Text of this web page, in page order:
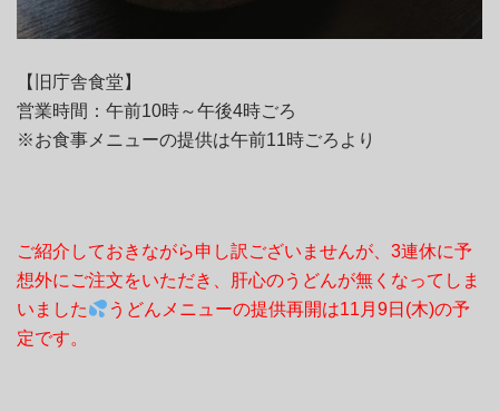
【旧庁舎食堂】
営業時間：午前10時～午後4時ごろ
※お食事メニューの提供は午前11時ごろより
ご紹介しておきながら申し訳ございませんが、3連休に予
想外にご注文をいただき、肝心のうどんが無くなってしま
いました
うどんメニューの提供再開は11月9日(木)の予
定です。